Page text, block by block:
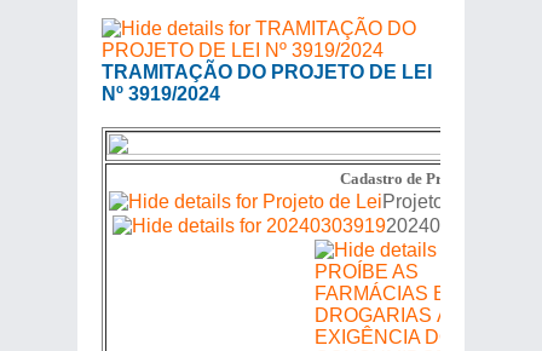
TRAMITAÇÃO DO PROJETO DE LEI
Nº 3919/2024
Cadastro de Proposições
Projeto de Lei
20240303919